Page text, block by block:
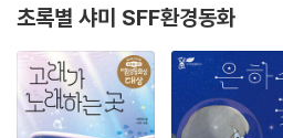
초록별 샤미 SFF환경동화